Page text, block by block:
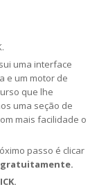
uma interface
e um motor de
que lhe
uma seção de
mais facilidade o
passo é clicar
gratuitamente.